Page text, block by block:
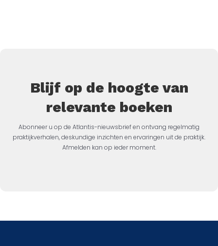
Blijf op de hoogte van
relevante boeken
Abonneer u op de Atlantis-nieuwsbrief en ontvang regelmatig
praktijkverhalen, deskundige inzichten en ervaringen uit de praktijk.
Afmelden kan op ieder moment.